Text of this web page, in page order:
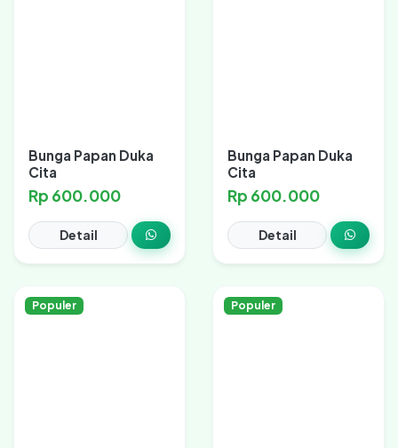
Bunga Papan Duka
Cita
Rp 600.000
Detail
Bunga Papan Duka
Cita
Rp 600.000
Detail
Populer Populer